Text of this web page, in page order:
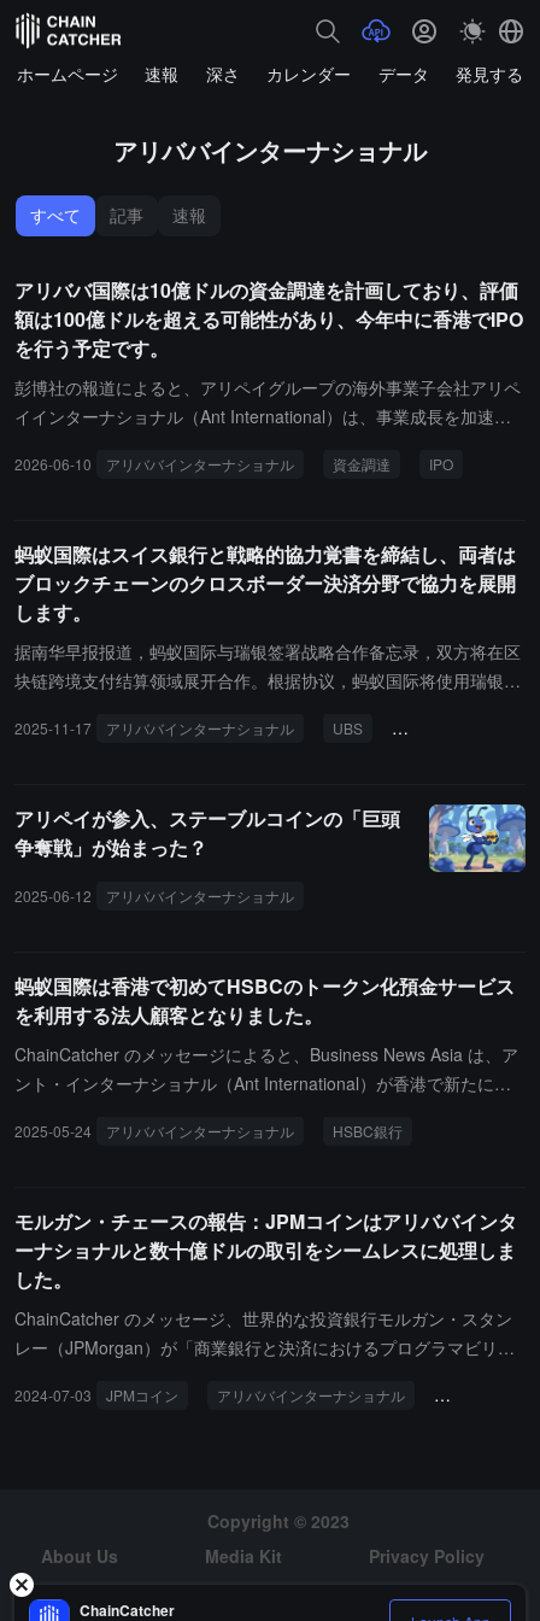
ホームページ 速報 深さ カレンダー データ 発見する
アリババインターナショナル
すべて 記事 速報
アリババ国際は10億ドルの資金調達を計画しており、評価
額は100億ドルを超える可能性があり、今年中に香港でIPO
を行う予定です。
彭博社の報道によると、アリペイグループの海外事業子会社アリペ
イインターナショナル（Ant International）は、事業成長を加速す
ル以上になると予想されています。関係者によると、潜在的な投資
関連するコミュニケーションが進行中で、最終的な決定はまだ下さ
れていません。資金調達が順調に進めば、アリペイインターナショ
ナルは今年中に香港での上場に向けた準備を進めることができま
す。上場計画が実現すれば、アリペイグループが2020年に規制によ
り中止された世界最大規模のIPOプロセスを再開することになりま
2024年に独立した取締役会を設立しました。研究開発への投資と規
は2024年に30億ドルの収益を達成し、2025年には約25%の成長を
記録しました。2026年4月までに、サービスは世界220以上の市場
に広がり、300以上の支払い方法をサポートしています。主要な事
業は、クロスボーダー決済ネットワークAlipay+、商業受注サービス
のセクターで構成されています。2026年3月、アリペイグループは
中国の規制当局から、香港上場の証券会社ブライトスマート証券金
融グループ（Bright Smart Securities & Commodities Group Ltd.）
の買収を承認され、中国本土以外のオンライン証券業務を拡大する
源を開拓するために新興技術への投資を継続しており、投資の方向
2026-06-10 アリババインターナショナル 資金調達 IPO
蚂蚁国際はスイス銀行と戦略的協力覚書を締結し、両者は
ブロックチェーンのクロスボーダー決済分野で協力を展開
します。
据南华早报报道，蚂蚁国际与瑞银签署战略合作备忘录，双方将在区
块链跨境支付结算领域展开合作。根据协议，蚂蚁国际将使用瑞银去
以提升效率、透明度和安全性。双方还将探索代币化存款的联合创
付的潜力有着共同信念。
2025-11-17 アリババインターナショナル UBS ブロックチェーン
アリペイが参入、ステーブルコインの「巨頭
争奪戦」が始まった？
2025-06-12 アリババインターナショナル
蚂蚁国際は香港で初めてHSBCのトークン化預金サービス
を利用する法人顧客となりました。
ChainCatcher のメッセージによると、Business News Asia は、ア
ント・インターナショナル（Ant International）が香港で新たに導
客となったと報じています。これは、この都市がブロックチェーン
通じて、企業アカウント間で香港ドルと米ドルの24時間リアルタイ
ム決済を実現し、越境資金管理の運営を大幅に改善します。このサ
ービスは、アントが独自に開発したWhaleプラットフォームでの成
功したパイロットを経て導入され、香港初の商業銀行主導のブロッ
クチェーンベースの決済サービスです。アント・インターナショナ
クンに変換することで、グループ内資金移動の初回取引を完了しま
ト・インターナショナルの資金移動の3分の1以上がこのプラットフ
ォームでオンチェーン実行される予定です。
2025-05-24 アリババインターナショナル HSBC銀行
モルガン・チェースの報告：JPMコインはアリババインタ
ーナショナルと数十億ドルの取引をシームレスに処理しま
した。
ChainCatcher のメッセージ、世界的な投資銀行モルガン・スタン
レー（JPMorgan）が「商業銀行と決済におけるプログラマビリテ
nがアリペイ国際とシームレスに数十億ドルの取引を処理したと述
トはQuorumに基づいており、これはEVM互換のブロックチェーン
プラットフォームで、企業イーサリアムアライアンスが維持する企
業イーサリアム規範に準拠しています。モルガン・スタンレーのプ
ログラマブル決済機能により、顧客はJPM Coinプラットフォーム
2024-07-03 JPMコイン アリババインターナショナル ブロックチェ
Copyright © 2023
About Us
Media Kit
Privacy Policy
Risk Warning
Hiring
ChainCatcher